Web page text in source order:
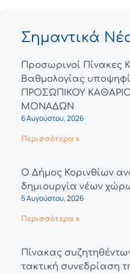
Σημαντικά
Προσωρινοί Πίνακες
Βαθμολογίας
ΠΡΟΣΩΠΙΚΟΥ
ΜΟΝΑΔΩΝ
6 Αυγούστου, 2026
Περισσότερα »
Ο Δήμος Κορινθίων
δημιουργία νέων
5 Αυγούστου, 2026
Περισσότερα »
Πίνακας
τακτική συνεδρίαση